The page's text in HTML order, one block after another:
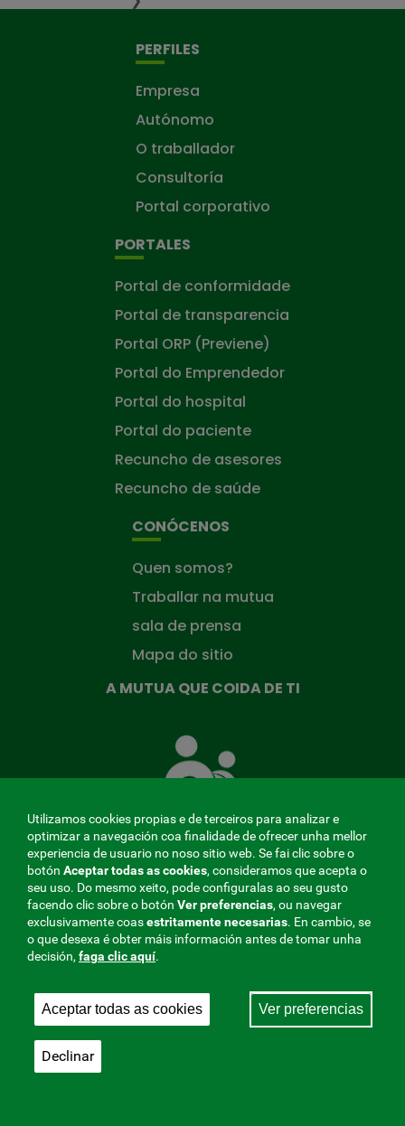
PERFILES
Empresa
Autónomo
O traballador
Consultoría
Portal corporativo
PORTALES
Portal de conformidade
Portal de transparencia
Portal ORP (Previene)
Portal do Emprendedor
Portal do hospital
Portal do paciente
Recuncho de asesores
Recuncho de saúde
CONÓCENOS
Quen somos?
Traballar na mutua
sala de prensa
Mapa do sitio
A MUTUA QUE COIDA DE TI
Mutua
que
MENÚ
REDES
SOCIALES
V20
Aviso legal|Privacidade
Mutua Colaboradora coa Seguridade Social, 275.
Utilizamos cookies propias e de terceiros para analizar e
optimizar a navegación coa finalidade de ofrecer unha mellor
experiencia de usuario no noso sitio web. Se fai clic sobre o
botón Aceptar todas as cookies, consideramos que acepta o
seu uso. Do mesmo xeito, pode configuralas ao seu gusto
facendo clic sobre o botón Ver preferencias, ou navegar
exclusivamente coasestritamentenecesarias. En cambio, se
o que desexa é obter máis información antes de tomar unha
decisión, faga clic aquí.
Aceptar todas as cookies Ver preferencias
Declinar